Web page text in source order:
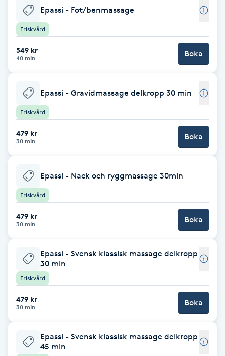
Babylights
Balayage
Bambumassage
Barnklippning
BIAB
Blowout
Bottenfärg
Brynformning
Brynfärgning
Brynplockning
Epassi - Fot/benmassage
Friskvård
549 kr
40 min Boka
Epassi - Gravidmassage delkropp 30 min
Friskvård
479 kr
30 min Boka
Epassi - Nack och ryggmassage 30min
Friskvård
479 kr
30 min Boka
Epassi - Svensk klassisk massage delkropp
30 min
Friskvård
479 kr
30 min Boka
Epassi - Svensk klassisk massage delkropp
45 min